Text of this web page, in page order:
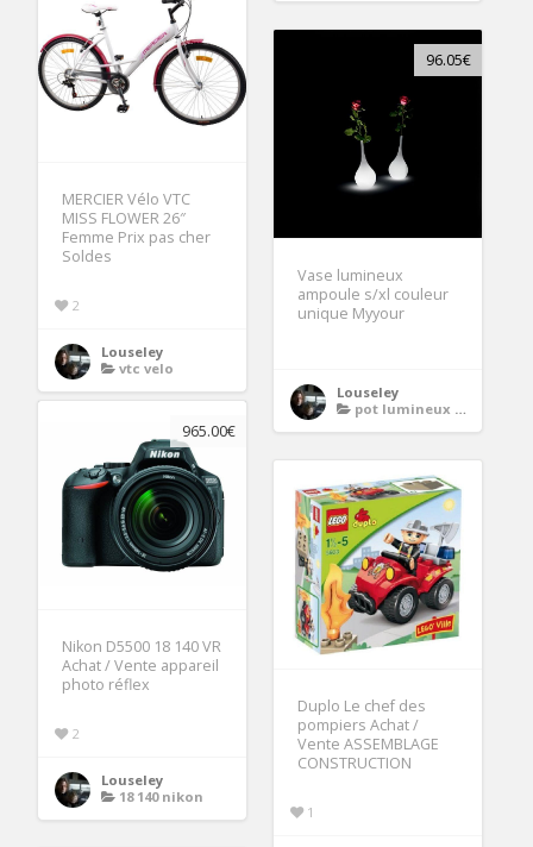
MERCIER Vélo VTC
MISS FLOWER 26″
Femme Prix pas cher
Soldes
2
Louseley
vtc velo
96.05€
Vase lumineux
ampoule s/xl couleur
unique Myyour
Louseley
pot lumineux a led
965.00€
Nikon D5500 18 140 VR
Achat / Vente appareil
photo réflex
2
Louseley
18 140 nikon
Duplo Le chef des
pompiers Achat /
Vente ASSEMBLAGE
CONSTRUCTION
1